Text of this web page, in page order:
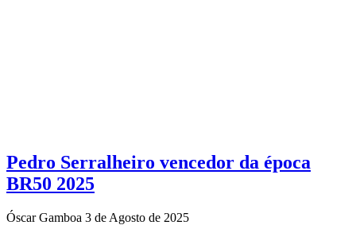
Pedro Serralheiro vencedor da época
BR50 2025
Óscar Gamboa 3 de Agosto de 2025